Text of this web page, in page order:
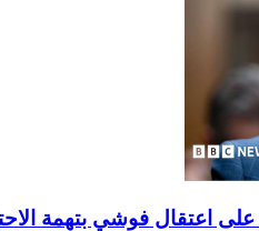
اعتقال فوشي بتهمة